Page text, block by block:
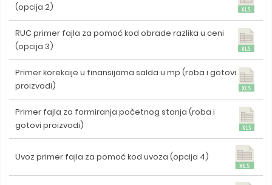
(opcija 2)
RUC primer fajla za pomoć kod obrade razlika u ceni
(opcija 3)
Primer korekcije u finansijama salda u mp (roba i gotovi
proizvodi)
Primer fajla za formiranja početnog stanja (roba i
gotovi proizvodi)
Uvoz primer fajla za pomoć kod uvoza (opcija 4)